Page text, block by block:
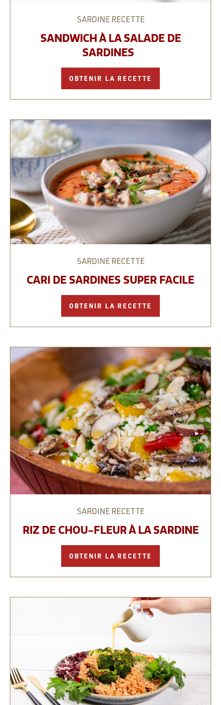
SARDINERECETTE
SANDWICH À LA SALADE DE
SARDINES
OBTENIR LA RECETTE
SARDINERECETTE
CARI DE SARDINES SUPER FACILE
OBTENIR LA RECETTE
SARDINERECETTE
RIZ DE CHOU-FLEUR À LA SARDINE
OBTENIR LA RECETTE